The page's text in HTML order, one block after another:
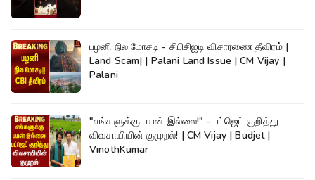
பழனி நில மோசடி - சிபிசிஐடி விசாரணை தீவிரம் |
Land Scam| | Palani Land Issue | CM Vijay |
Palani
"எங்களுக்கு பயன் இல்லை!" - பட்ஜெட் குறித்து
விவசாயியின் குமுறல்! | CM Vijay | Budjet |
VinothKumar